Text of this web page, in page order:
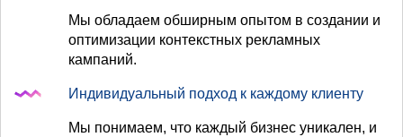
Мы обладаем обширным опытом в создании и
оптимизации контекстных рекламных
кампаний.
Индивидуальный подход к каждому клиенту
Мы понимаем, что каждый бизнес уникален, и